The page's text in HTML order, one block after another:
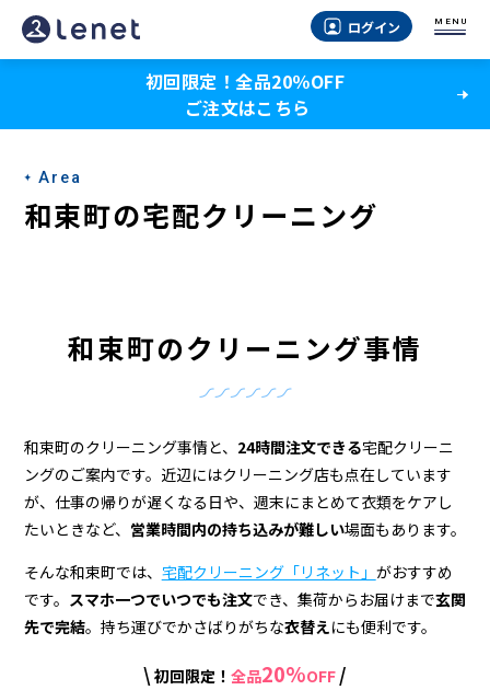
和
束
の
ク
リ
＆
宅
配
ク
リ
ー
ログイン MENU
初回限定！全品20％OFF
ご注文はこちら
Area
和束町の宅配クリーニング
和束町のクリーニング事情
和束町のクリーニング事情と、 24時間注文できる宅配クリーニ
ングのご案内です。近辺にはクリーニング店も点在しています
が、仕事の帰りが遅くなる日や、週末にまとめて衣類をケアし
たいときなど、 営業時間内の持ち込みが難しい場面もあります。
そんな和束町では、 宅配クリーニング「リネット」 がおすすめ
です。 スマホ一つでいつでも注文でき、集荷からお届けまで玄関
先で完結。持ち運びでかさばりがちな衣替えにも便利です。
\ 初回限定！ 全品20%OFF /